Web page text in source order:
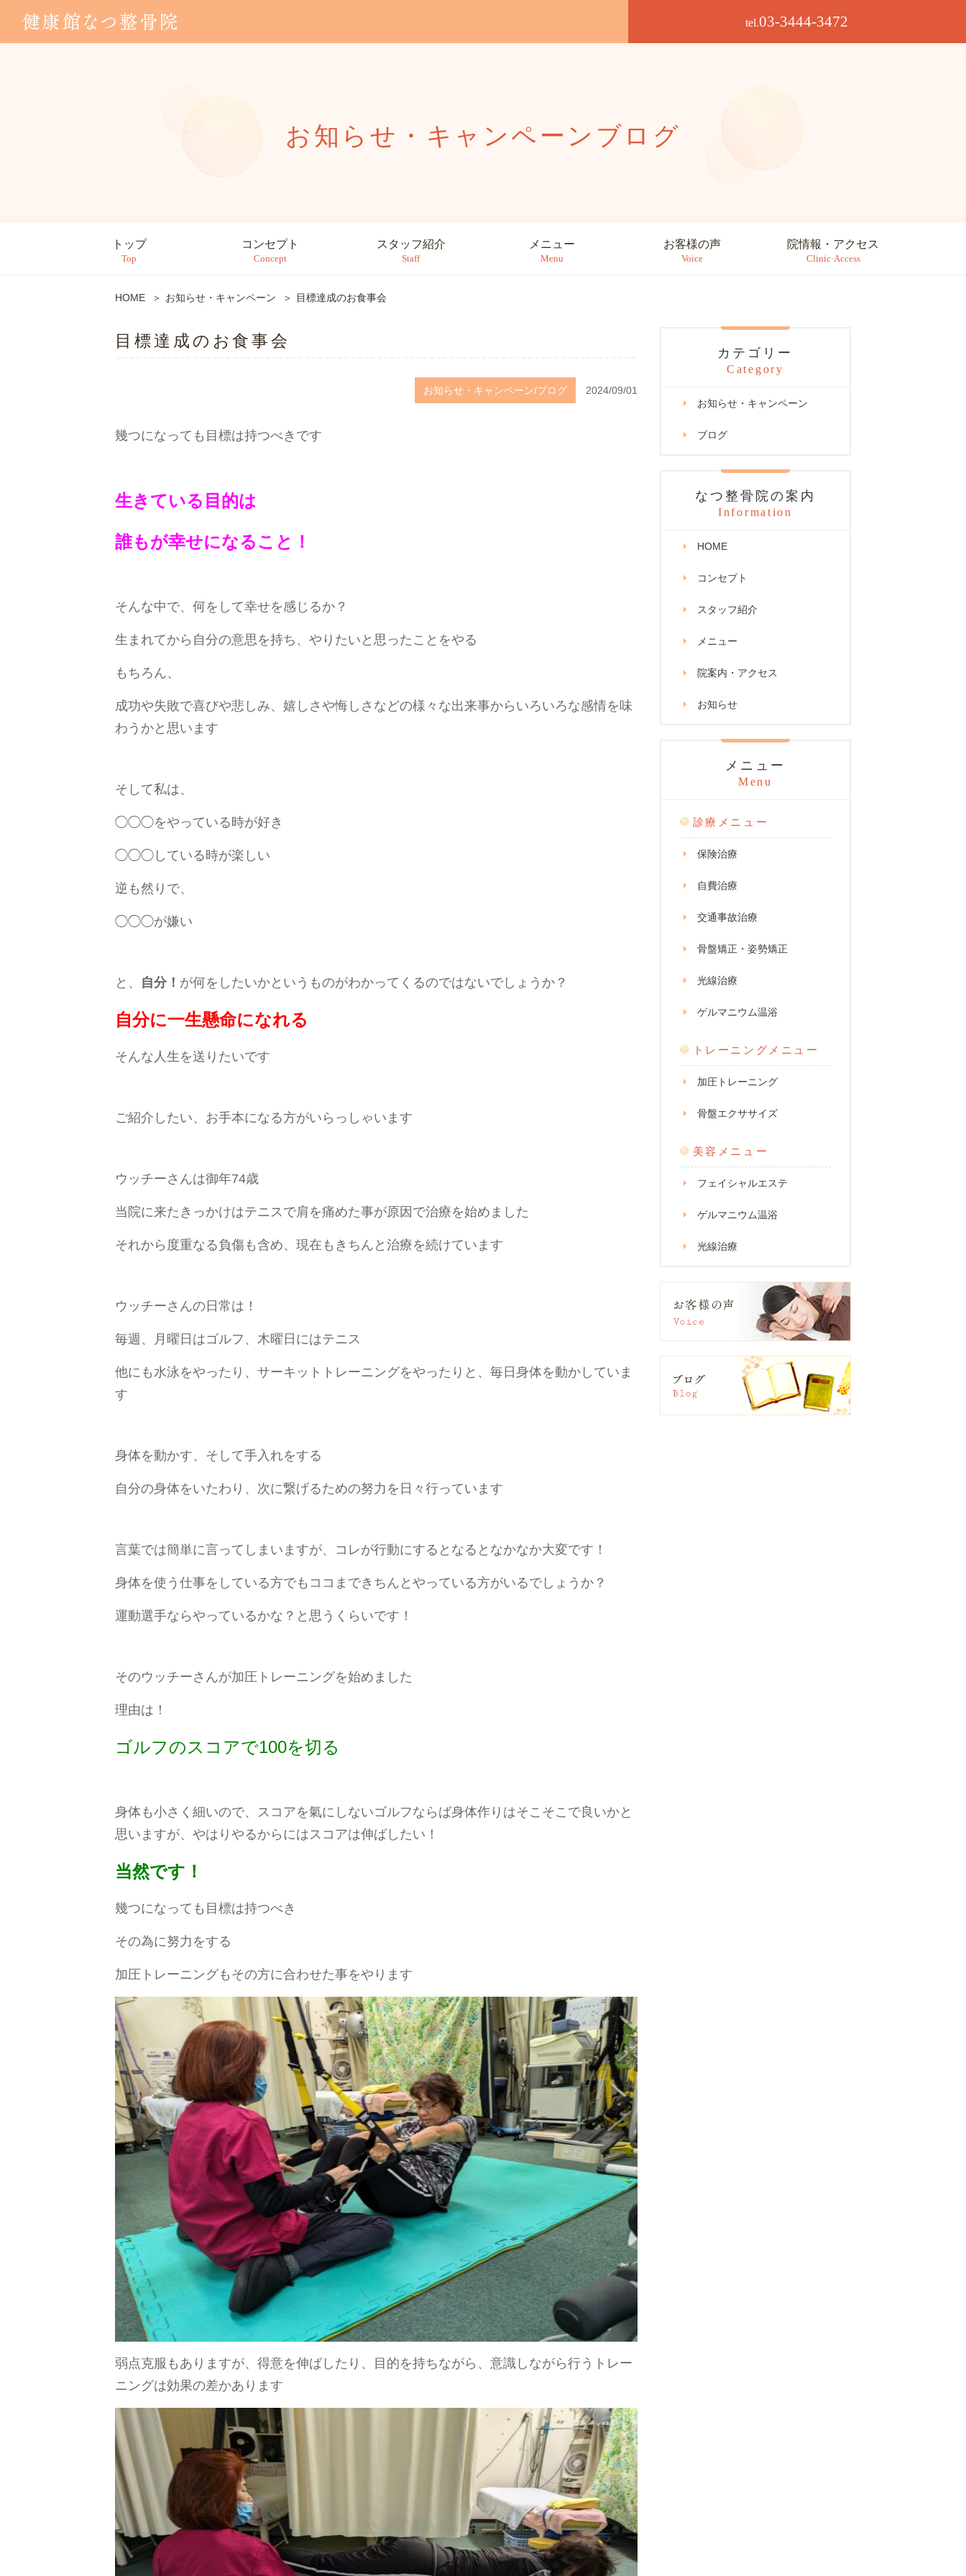
tel.03-3444-3472
お知らせ・キャンペーン ブログ
トップ
Top
コンセプト
Concept
スタッフ紹介
Staff
メニュー
Menu
お客様の声
Voice
院情報・アクセス
Clinic·Access
HOME お知らせ・キャンペーン 目標達成のお食事会
目標達成のお食事会
お知らせ・キャンペーン/ブログ 2024/09/01
幾つになっても目標は持つべきです
生きている目的は
誰もが幸せになること！
そんな中で、何をして幸せを感じるか？
生まれてから自分の意思を持ち、やりたいと思ったことをやる
もちろん、
成功や失敗で喜びや悲しみ、嬉しさや悔しさなどの様々な出来事からいろいろな感情を味
わうかと思います
そして私は、
◯◯◯をやっている時が好き
◯◯◯している時が楽しい
逆も然りで、
◯◯◯が嫌い
と、 自分！ が何をしたいかというものがわかってくるのではないでしょうか？
自分に一生懸命になれる
そんな人生を送りたいです
ご紹介したい、お手本になる方がいらっしゃいます
ウッチーさんは御年74歳
当院に来たきっかけはテニスで肩を痛めた事が原因で治療を始めました
それから度重なる負傷も含め、現在もきちんと治療を続けています
ウッチーさんの日常は！
毎週、月曜日はゴルフ、木曜日にはテニス
他にも水泳をやったり、サーキットトレーニングをやったりと、毎日身体を動かしていま
す
身体を動かす、そして手入れをする
自分の身体をいたわり、次に繋げるための努力を日々行っています
言葉では簡単に言ってしまいますが、コレが行動にするとなるとなかなか大変です！
身体を使う仕事をしている方でもココまできちんとやっている方がいるでしょうか？
運動選手ならやっているかな？と思うくらいです！
そのウッチーさんが加圧トレーニングを始めました
理由は！
ゴルフのスコアで100を切る
身体も小さく細いので、スコアを氣にしないゴルフならば身体作りはそこそこで良いかと
思いますが、やはりやるからにはスコアは伸ばしたい！
当然です！
幾つになっても目標は持つべき
その為に努力をする
加圧トレーニングもその方に合わせた事をやります
弱点克服もありますが、得意を伸ばしたり、目的を持ちながら、意識しながら行うトレー
ニングは効果の差かあります
カテゴリー
Category
お知らせ・キャンペーン
ブログ
なつ整骨院の案内
Information
HOME
コンセプト
スタッフ紹介
メニュー
院案内・アクセス
お知らせ
メニュー
Menu
診療メニュー
保険治療
自費治療
交通事故治療
骨盤矯正・姿勢矯正
光線治療
ゲルマニウム温浴
トレーニングメニュー
加圧トレーニング
骨盤エクササイズ
美容メニュー
フェイシャルエステ
ゲルマニウム温浴
光線治療